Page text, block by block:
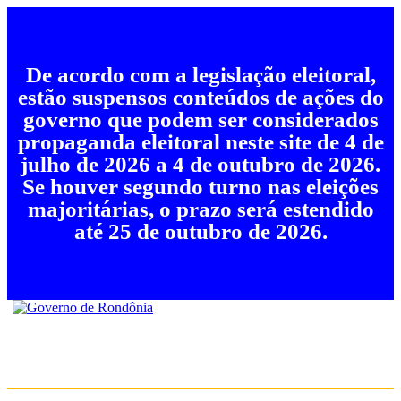
De acordo com a legislação eleitoral,
estão suspensos conteúdos de ações do
governo que podem ser considerados
propaganda eleitoral neste site de 4 de
julho de 2026 a 4 de outubro de 2026.
Se houver segundo turno nas eleições
majoritárias, o prazo será estendido
até 25 de outubro de 2026.